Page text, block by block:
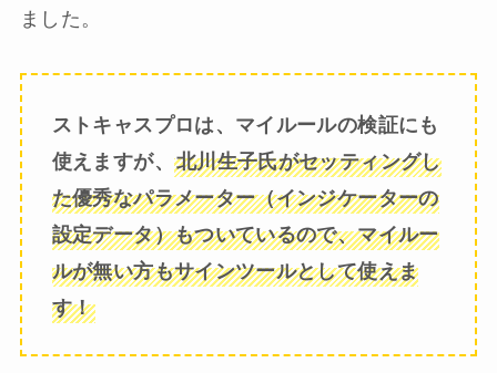
ました。
ストキャスプロは、マイルールの検証にも
使えますが、 北川生子氏がセッティングし
た優秀なパラメーター（インジケーターの
設定データ）もついているので、マイルー
ルが無い方もサインツールとして使えま
す！